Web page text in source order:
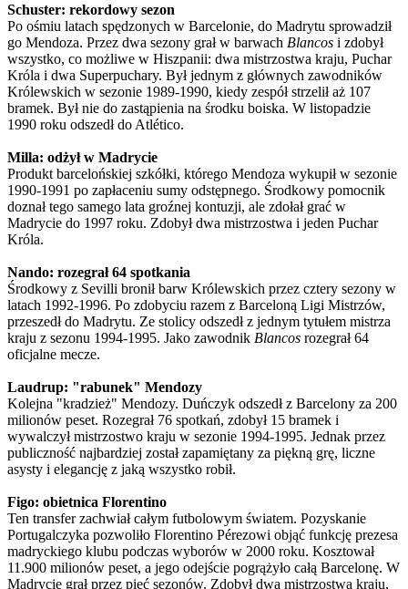
Schuster: rekordowy sezon
Po ośmiu latach spędzonych w Barcelonie, do Madrytu sprowadził
go Mendoza. Przez dwa sezony grał w barwach Blancos i zdobył
wszystko, co możliwe w Hiszpanii: dwa mistrzostwa kraju, Puchar
Króla i dwa Superpuchary. Był jednym z głównych zawodników
Królewskich w sezonie 1989-1990, kiedy zespół strzelił aż 107
bramek. Był nie do zastąpienia na środku boiska. W listopadzie
1990 roku odszedł do Atlético.
Milla: odżył w Madrycie
Produkt barcelońskiej szkółki, którego Mendoza wykupił w sezonie
1990-1991 po zapłaceniu sumy odstępnego. Środkowy pomocnik
doznał tego samego lata groźnej kontuzji, ale zdołał grać w
Madrycie do 1997 roku. Zdobył dwa mistrzostwa i jeden Puchar
Króla.
Nando: rozegrał 64 spotkania
Środkowy z Sevilli bronił barw Królewskich przez cztery sezony w
latach 1992-1996. Po zdobyciu razem z Barceloną Ligi Mistrzów,
przeszedł do Madrytu. Ze stolicy odszedł z jednym tytułem mistrza
kraju z sezonu 1994-1995. Jako zawodnik Blancos rozegrał 64
oficjalne mecze.
Laudrup: "rabunek" Mendozy
Kolejna "kradzież" Mendozy. Duńczyk odszedł z Barcelony za 200
milionów peset. Rozegrał 76 spotkań, zdobył 15 bramek i
wywalczył mistrzostwo kraju w sezonie 1994-1995. Jednak przez
publiczność najbardziej został zapamiętany za piękną grę, liczne
asysty i elegancję z jaką wszystko robił.
Figo: obietnica Florentino
Ten transfer zachwiał całym futbolowym światem. Pozyskanie
Portugalczyka pozwoliło Florentino Pérezowi objąć funkcję prezesa
madryckiego klubu podczas wyborów w 2000 roku. Kosztował
11.900 milionów peset, a jego odejście pogrążyło całą Barcelonę. W
Madrycie grał przez pięć sezonów. Zdobył dwa mistrzostwa kraju,